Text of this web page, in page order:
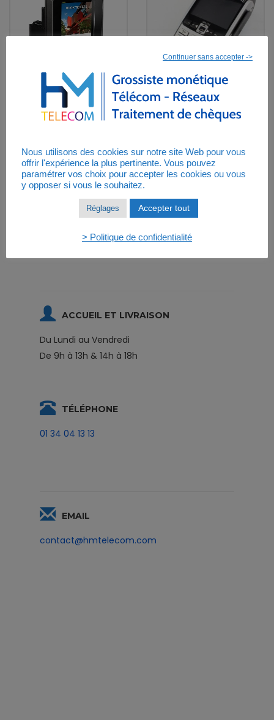
Terminal pour
automate Self 5000
TPE ingenico iWL
250 portable –
HORAIRES
Du Lundi au Vendredi
ACCUEIL ET LIVRAISON
Du Lundi au Vendredi
De 9h à 13h & 14h à 18h
TÉLÉPHONE
01 34 04 13 13
EMAIL
contact@hmtelecom.com
Continuer sans accepter ->
Nous utilisons des cookies sur notre site Web pour vous
offrir l'expérience la plus pertinente. Vous pouvez
paramétrer vos choix pour accepter les cookies ou vous
y opposer si vous le souhaitez.
Réglages Accepter tout
> Politique de confidentialité